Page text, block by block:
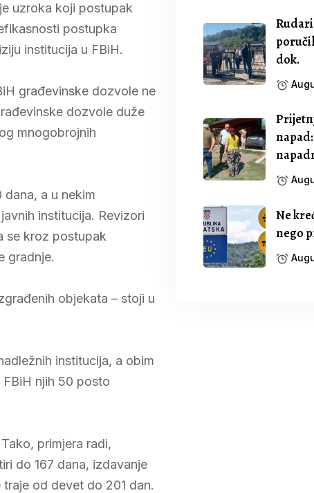
uzroka koji postupak
postupka
institucija u FBiH.
građevinske dozvole ne
dozvole duže
mnogobrojnih
a u nekim
institucija. Revizori
se kroz postupak
gradnje.
objekata – stoji u
institucija, a obim
njih 50 posto
primjera radi,
do 167 dana, izdavanje
od devet do 201 dan.
Rudari
dok.
Ne
nego